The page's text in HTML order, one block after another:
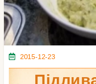
2015-12-23